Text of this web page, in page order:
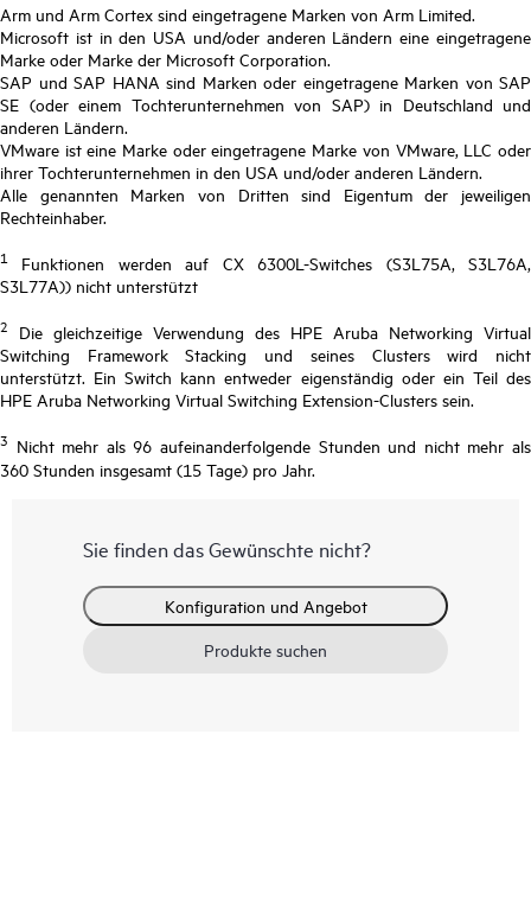
Arm und Arm Cortex sind eingetragene Marken von Arm Limited.
Microsoft ist in den USA und/oder anderen Ländern eine eingetragene
Marke oder Marke der Microsoft Corporation.
SAP und SAP HANA sind Marken oder eingetragene Marken von SAP
SE (oder einem Tochterunternehmen von SAP) in Deutschland und
anderen Ländern.
VMware ist eine Marke oder eingetragene Marke von VMware, LLC oder
ihrer Tochterunternehmen in den USA und/oder anderen Ländern.
Alle genannten Marken von Dritten sind Eigentum der jeweiligen
Rechteinhaber.
1
Funktionen werden auf CX 6300L-Switches (S3L75A, S3L76A,
S3L77A)) nicht unterstützt
2
Die gleichzeitige Verwendung des HPE Aruba Networking Virtual
Switching Framework Stacking und seines Clusters wird nicht
unterstützt. Ein Switch kann entweder eigenständig oder ein Teil des
HPE Aruba Networking Virtual Switching Extension-Clusters sein.
3 Nicht mehr als 96 aufeinanderfolgende Stunden und nicht mehr als
360 Stunden insgesamt (15 Tage) pro Jahr.
Sie finden das Gewünschte nicht?
Konfiguration und Angebot
Produkte suchen